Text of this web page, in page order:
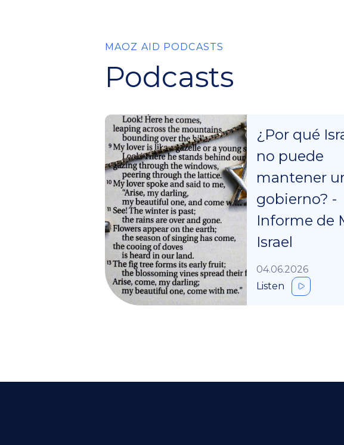
MAOZ AID PODCASTS
Podcasts
¿Por qué
no puede
mantener
gobierno? -
Informe de
Israel
04.06.2026
Listen